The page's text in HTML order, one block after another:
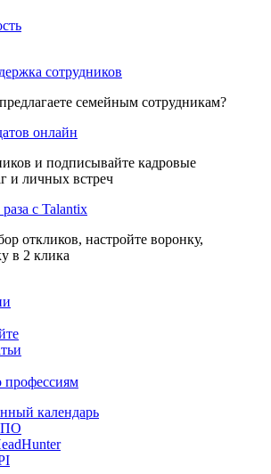
сотрудников
семейным сотрудникам?
онлайн
и подписывайте кадровые
и личных встреч
с Talantix
откликов, настройте воронку,
в 2 клика
календарь
ПО